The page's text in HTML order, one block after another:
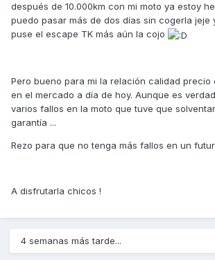
después de 10.000km con mi moto ya estoy
puedo pasar más de dos días sin cogerla jeje
puse el escape TK más aún la cojo
Pero bueno para mi la relación calidad precio
en el mercado a día de hoy. Aunque es
varios fallos en la moto que tuve que
garantía ...
Rezo para que no tenga más fallos en un
A disfrutarla chicos !
4 semanas más tarde...